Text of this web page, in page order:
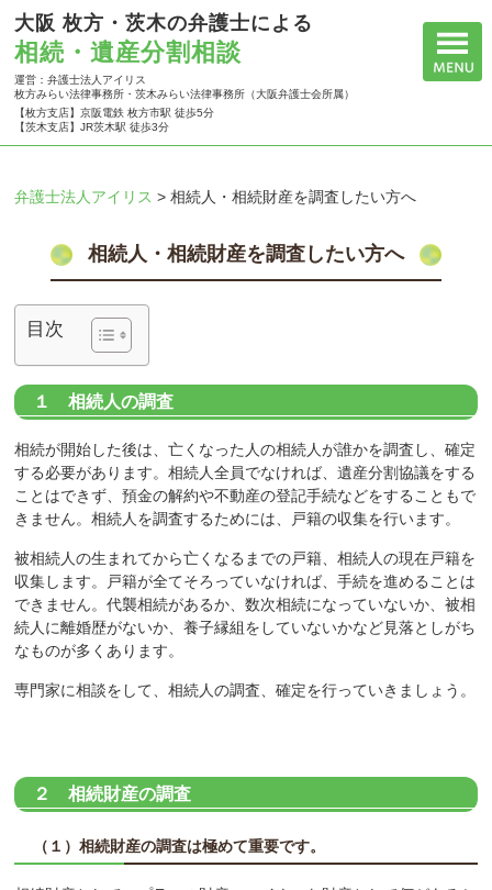
大阪 枚方・茨木の弁護士による
相続・遺産分割相談
運営：弁護士法人アイリス
枚方みらい法律事務所・茨木みらい法律事務所（大阪弁護士会所属）
【枚方支店】京阪電鉄 枚方市駅 徒歩5分
【茨木支店】JR茨木駅 徒歩3分
弁護士法人アイリス >相続人・相続財産を調査したい方へ
相続人・相続財産を調査したい方へ
目次
１ 相続人の調査
相続が開始した後は、亡くなった人の相続人が誰かを調査し、確定
する必要があります。相続人全員でなければ、遺産分割協議をする
ことはできず、預金の解約や不動産の登記手続などをすることもで
きません。相続人を調査するためには、戸籍の収集を行います。
被相続人の生まれてから亡くなるまでの戸籍、相続人の現在戸籍を
収集します。戸籍が全てそろっていなければ、手続を進めることは
できません。代襲相続があるか、数次相続になっていないか、被相
続人に離婚歴がないか、養子縁組をしていないかなど見落としがち
なものが多くあります。
専門家に相談をして、相続人の調査、確定を行っていきましょう。
２ 相続財産の調査
（１）相続財産の調査は極めて重要です。